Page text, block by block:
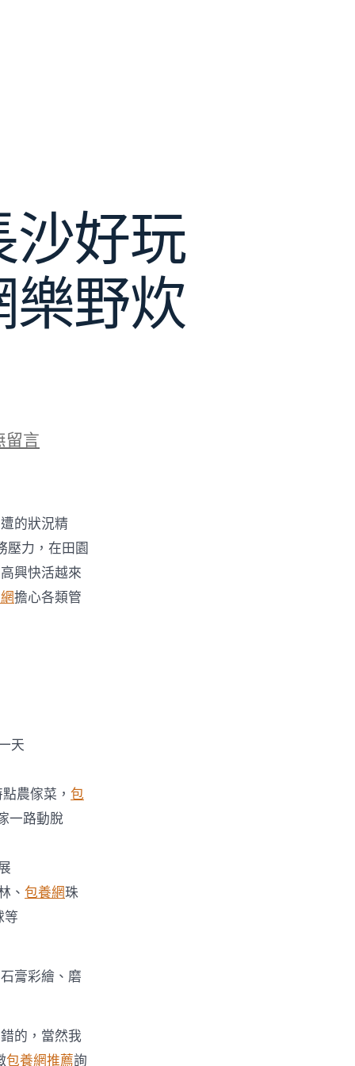
好玩
野炊
留言
的狀況精
壓力，在田園
興快活越來
擔心各類管
天
農傢菜， 包
一路動脫
、 包養網珠
等
膏彩繪、磨
的，當然我
包養網推薦詢